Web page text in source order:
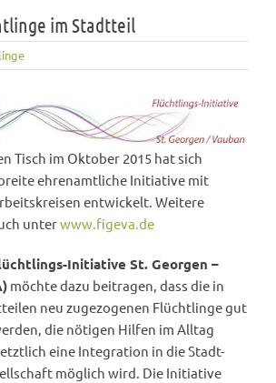
im Stadtteil
Tisch im Oktober 2015 hat sich
ehrenamtliche Initiative mit
entwickelt. Weitere
unterwww.figeva.de
Initiative St. Georgen –
möchte dazu beitragen, dass die in
neu zugezogenen Flüchtlinge gut
die nötigen Hilfen im Alltag
eine Integration in die Stadt-
möglich wird. Die Initiative